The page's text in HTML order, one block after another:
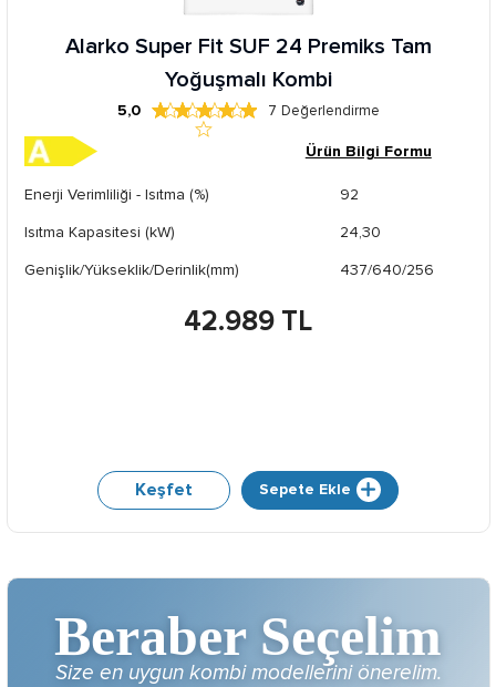
Alarko Super Fit SUF 24 Premiks Tam
Yoğuşmalı Kombi
5,0 7 Değerlendirme
Ürün Bilgi Formu
Enerji Verimliliği - Isıtma (%)
92
Isıtma Kapasitesi (kW)
24,30
Genişlik/Yükseklik/Derinlik(mm)
437/640/256
42.989 TL
Keşfet Sepete Ekle
Beraber Seçelim
Size en uygun kombi modellerini önerelim.